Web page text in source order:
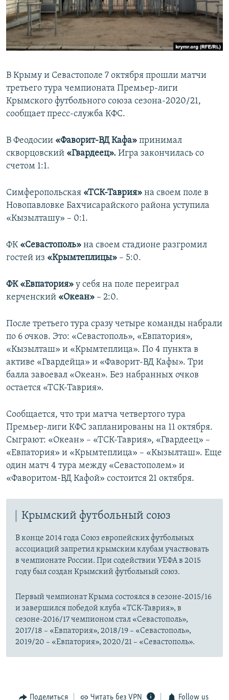
ПОБЕДИТЕЛЕЙ НЕ СУДЯТ?
КРЫМ.НЕПОКОРЕННЫЙ
ELIFBE
ПРИСОЕДИНЯЙТЕСЬ!
Все сайты RFE/RL
В Крыму и Севастополе 7 октября прошли матчи
третьего тура чемпионата Премьер-лиги
Крымского футбольного союза сезона-2020/21,
сообщает пресс-служба КФС.
В Феодосии «Фаворит-ВД Кафа» принимал
скворцовский «Гвардеец». Игра закончилась со
счетом 1:1.
Симферопольская «ТСК-Таврия» на своем поле в
Новопавловке Бахчисарайского района уступила
«Кызылташу» – 0:1.
ФК «Севастополь» на своем стадионе разгромил
гостей из «Крымтеплицы» – 5:0.
ФК «Евпатория» у себя на поле переиграл
керченский «Океан» – 2:0.
После третьего тура сразу четыре команды набрали
по 6 очков. Это: «Севастополь», «Евпатория»,
«Кызылташ» и «Крымтеплица». По 4 пункта в
активе «Гвардейца» и «Фаворит-ВД Кафы». Три
балла завоевал «Океан». Без набранных очков
остается «ТСК-Таврия».
Сообщается, что три матча четвертого тура
Премьер-лиги КФС запланированы на 11 октября.
Сыграют: «Океан» – «ТСК-Таврия», «Гвардеец» –
«Евпатория» и «Крымтеплица» – «Кызылташ». Еще
один матч 4 тура между «Севастополем» и
«Фаворитом-ВД Кафой» состоится 21 октября.
Крымский футбольный союз
В конце 2014 года Союз европейских футбольных
ассоциаций запретил крымским клубам участвовать
в чемпионате России. При содействии УЕФА в 2015
году был создан Крымский футбольный союз.
Первый чемпионат Крыма состоялся в сезоне-2015/16
и завершился победой клуба «ТСК-Таврия», в
сезоне-2016/17 чемпионом стал «Севастополь»,
2017/18 – «Евпатория», 2018/19 – «Севастополь»,
2019/20 – «Евпатория», 2020/21 – «Севастополь».
Поделиться Читать без VPN Follow us